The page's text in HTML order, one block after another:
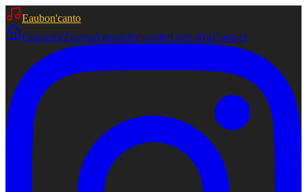
Eaubon'canto
ConcertsŒuvresAgendaRejoindreLivre d'orContact